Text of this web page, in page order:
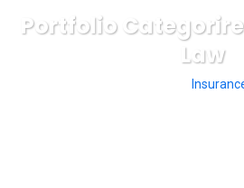
Portfolio
Law